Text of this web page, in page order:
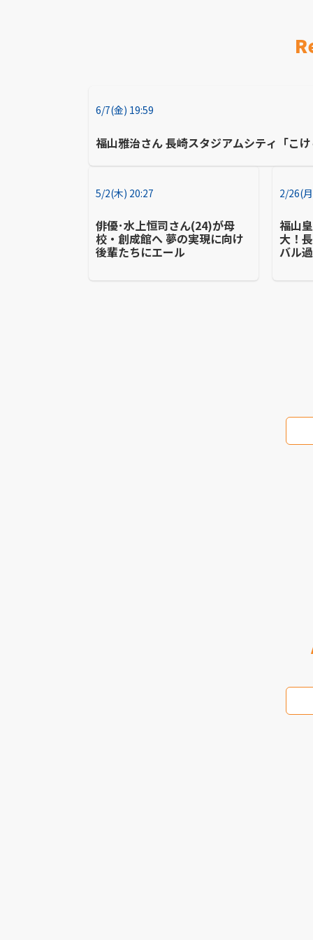
6/7(金) 19:59
福山雅治さん 長崎スタジアムシティ「こ
5/2(木) 20:27
俳優･水上恒司さん(24)が母
校・創成館へ 夢の実現に向け
後輩たちにエール
2/26(
福山
大！
バル